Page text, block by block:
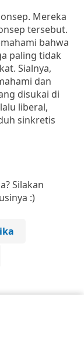
Mereka
tersebut.
bahwa
paling tidak
Sialnya,
dan
disukai di
liberal,
sinkretis
Silakan
:)